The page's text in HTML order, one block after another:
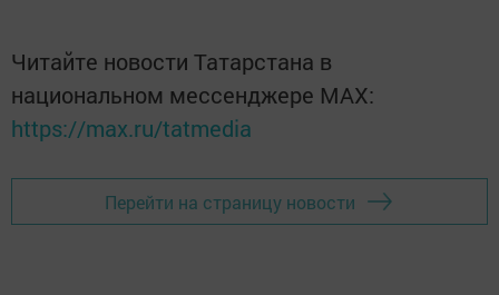
Читайте новости Татарстана в
национальном мессенджере MАХ:
https://max.ru/tatmedia
Перейти на страницу новости